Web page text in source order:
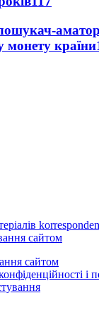
монету країни
сайтом
сайтом
і